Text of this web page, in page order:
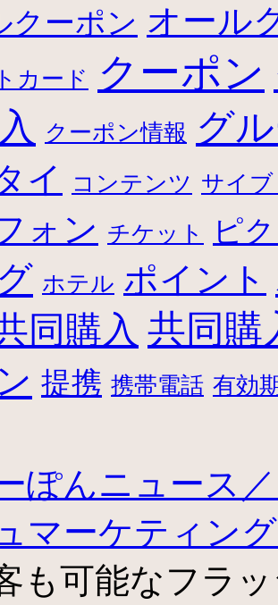
クーポン オール
カード クーポン
クーポン情報 グ
イ コンテンツ サイ
ォン チケット ピ
ホテル ポイント
同購入 共同購
提携 携帯電話 有効
ぽんニュース
マーケティン
も可能なフラ